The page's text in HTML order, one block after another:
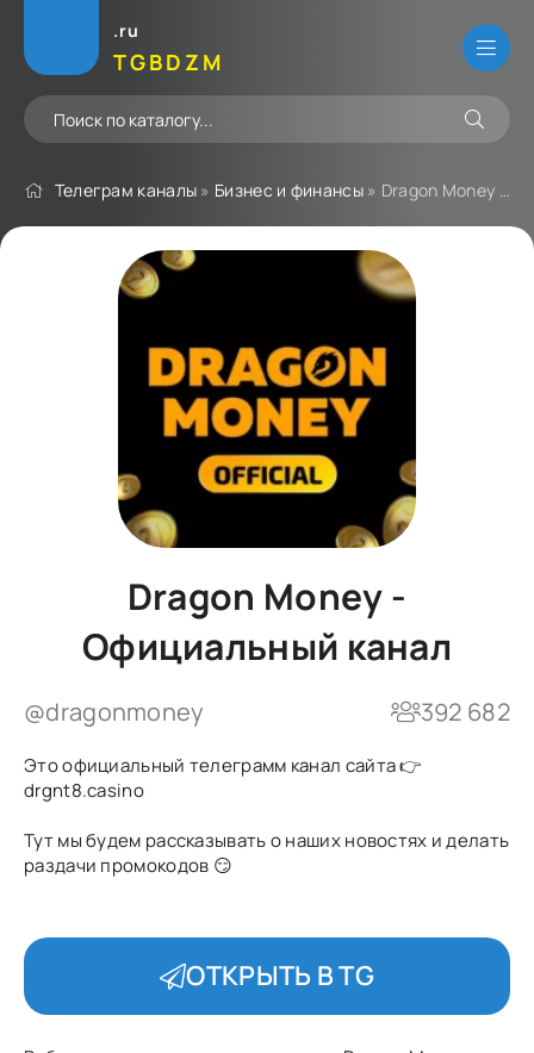
.ru
TGBDZM
Телеграм каналы » Бизнес и финансы» Dragon Money - Официальный канал
Dragon Money -
Официальный канал
@dragonmoney 392 682
Это официальный телеграмм канал сайта 👉
drgnt8.casino
Тут мы будем рассказывать о наших новостях и делать
раздачи промокодов 😏
ОТКРЫТЬ В TG